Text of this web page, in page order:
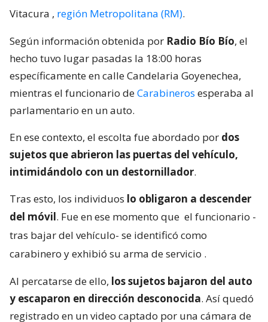
Vitacura , región Metropolitana (RM).
Según información obtenida por Radio Bío Bío, el
hecho tuvo lugar pasadas la 18:00 horas
específicamente en calle Candelaria Goyenechea,
mientras el funcionario deCarabineros esperaba al
parlamentario en un auto.
En ese contexto, el escolta fue abordado por dos
sujetos que abrieron las puertas del vehículo,
intimidándolo con un destornillador.
Tras esto, los individuos lo obligaron a descender
del móvil. Fue en ese momento que el funcionario -
tras bajar del vehículo- se identificó como
carabinero y exhibió su arma de servicio .
Al percatarse de ello, los sujetos bajaron del auto
y escaparon en dirección desconocida. Así quedó
registrado en un video captado por una cámara de